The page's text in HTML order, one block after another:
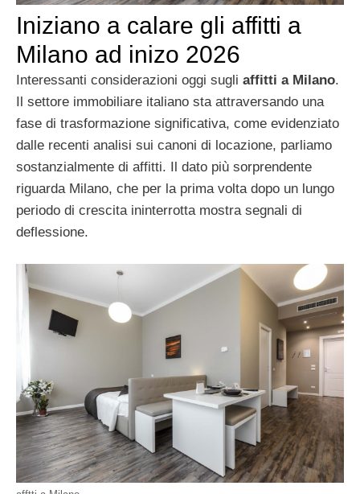
Iniziano a calare gli affitti a
Milano ad inizo 2026
Interessanti considerazioni oggi sugli affitti a Milano.
Il settore immobiliare italiano sta attraversando una
fase di trasformazione significativa, come evidenziato
dalle recenti analisi sui canoni di locazione, parliamo
sostanzialmente di affitti. Il dato più sorprendente
riguarda Milano, che per la prima volta dopo un lungo
periodo di crescita ininterrotta mostra segnali di
deflessione.